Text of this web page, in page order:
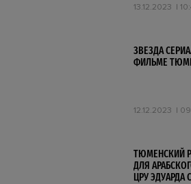
13.12.2023
ЗВЕЗДА
ФИЛЬМЕ
12.12.2023
ТЮМЕНСКИЙ
ДЛЯ
ЦРУ ЭДУАРДА